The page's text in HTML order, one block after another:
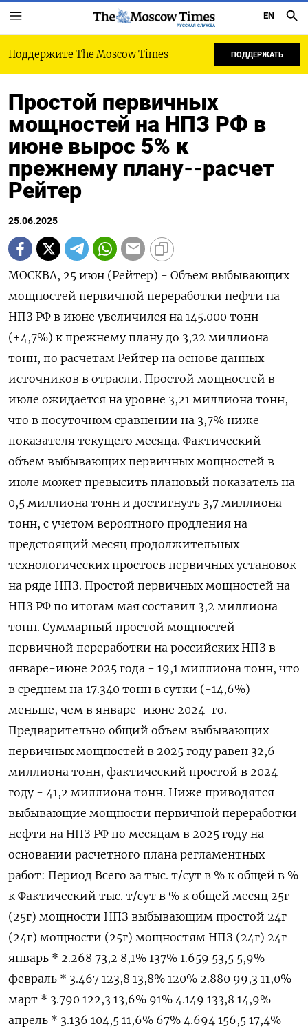
РУССКАЯ СЛУЖБА
EN
Поддержите The Moscow Times ПОДДЕРЖАТЬ
Простой первичных
мощностей на НПЗ РФ в
июне вырос 5% к
прежнему плану--расчет
Рейтер
25.06.2025
МОСКВА, 25 июн (Рейтер) - Объем выбывающих
мощностей первичной переработки нефти на
НПЗ РФ в июне увеличился на 145.000 тонн
(+4,7%) к прежнему плану до 3,22 миллиона
тонн, по расчетам Рейтер на основе данных
источников в отрасли. Простой мощностей в
июле ожидается на уровне 3,21 миллиона тонн,
что в посуточном сравнении на 3,7% ниже
показателя текущего месяца. Фактический
объем выбывающих первичных мощностей в
июле может превысить плановый показатель на
0,5 миллиона тонн и достигнуть 3,7 миллиона
тонн, с учетом вероятного продления на
предстоящий месяц продолжительных
технологических простоев первичных установок
на ряде НПЗ. Простой первичных мощностей на
НПЗ РФ по итогам мая составил 3,2 миллиона
тонн. Суммарный простой мощностей
первичной переработки на российских НПЗ в
январе-июне 2025 года - 19,1 миллиона тонн, что
в среднем на 17.340 тонн в сутки (-14,6%)
меньше, чем в январе-июне 2024-го.
Предварительно общий объем выбывающих
первичных мощностей в 2025 году равен 32,6
миллиона тонн, фактический простой в 2024
году - 41,2 миллиона тонн. Ниже приводятся
выбывающие мощности первичной переработки
нефти на НПЗ РФ по месяцам в 2025 году на
основании расчетного плана регламентных
работ: Период Всего за тыс. т/сут в % к общей в %
к Фактический тыс. т/сут в % к общей месяц 25г
(25г) мощности НПЗ выбывающим простой 24г
(24г) мощности (25г) мощностям НПЗ (24г) 24г
январь * 2.268 73,2 8,1% 137% 1.659 53,5 5,9%
февраль * 3.467 123,8 13,8% 120% 2.880 99,3 11,0%
март * 3.790 122,3 13,6% 91% 4.149 133,8 14,9%
апрель * 3.136 104,5 11,6% 67% 4.694 156,5 17,4%